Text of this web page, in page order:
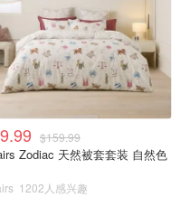
$159.99
Zodiac 天然被套套装 自然色
1202人感兴趣